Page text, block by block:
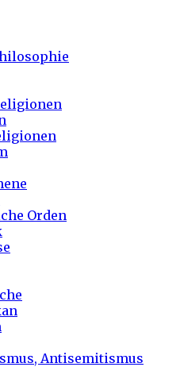
Orden
Antisemitismus